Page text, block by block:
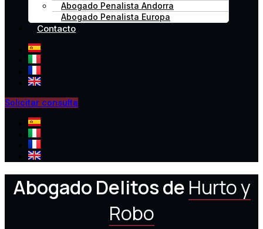
Abogado Penalista Andorra
Abogado Penalista Europa
Contacto
Solicitar consulta
Abogado Delitos de Hurto y
Robo